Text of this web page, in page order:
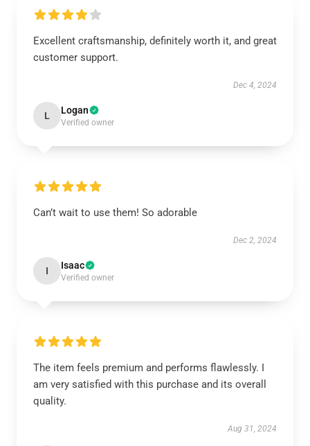
Excellent craftsmanship, definitely worth it, and great
customer support.
Dec 4, 2024
L Logan
Verified owner
Can’t wait to use them! So adorable
Dec 2, 2024
I Isaac
Verified owner
The item feels premium and performs flawlessly. I
am very satisfied with this purchase and its overall
quality.
Aug 31, 2024